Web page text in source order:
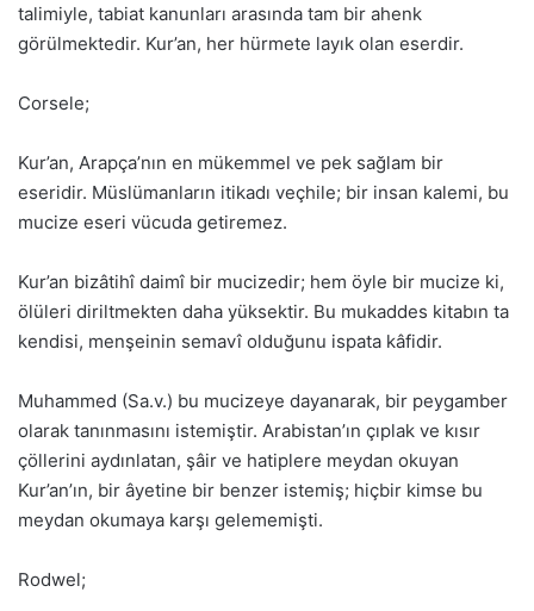
talimiyle, tabiat kanunları arasında tam bir ahenk
görülmektedir. Kur’an, her hürmete layık olan eserdir.
Corsele;
Kur’an, Arapça’nın en mükemmel ve pek sağlam bir
eseridir. Müslümanların itikadı veçhile; bir insan kalemi, bu
mucize eseri vücuda getiremez.
Kur’an bizâtihî daimî bir mucizedir; hem öyle bir mucize ki,
ölüleri diriltmekten daha yüksektir. Bu mukaddes kitabın ta
kendisi, menşeinin semavî olduğunu ispata kâfidir.
Muhammed (Sa.v.) bu mucizeye dayanarak, bir peygamber
olarak tanınmasını istemiştir. Arabistan’ın çıplak ve kısır
çöllerini aydınlatan, şâir ve hatiplere meydan okuyan
Kur’an’ın, bir âyetine bir benzer istemiş; hiçbir kimse bu
meydan okumaya karşı gelememişti.
Rodwel;